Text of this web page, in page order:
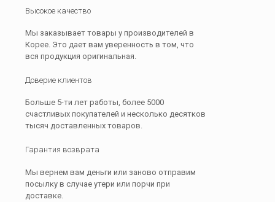
Высокое качество
Мы заказывает товары у производителей в
Корее. Это дает вам уверенность в том, что
вся продукция оригинальная.
Доверие клиентов
Больше 5-ти лет работы, более 5000
счастливых покупателей и несколько десятков
тысяч доставленных товаров.
Гарантия возврата
Мы вернем вам деньги или заново отправим
посылку в случае утери или порчи при
доставке.